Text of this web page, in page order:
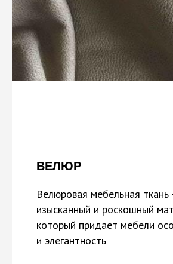
ВЕЛЮР
Велюровая мебельная
изысканный и роскошный
который придает мебели
и элегантность